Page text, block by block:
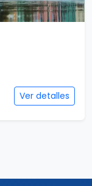
Ver detalles